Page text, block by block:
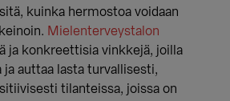
kuinka hermostoa voidaan
Mielenterveystalon
ja konkreettisia vinkkejä, joilla
ja auttaa lasta turvallisesti,
tilanteissa, joissa on